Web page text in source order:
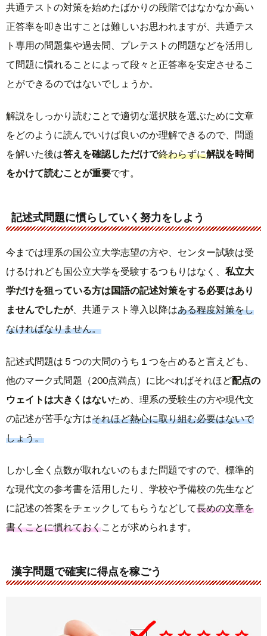
共通テストの対策を始めたばかりの段階ではなかなか高い
正答率を叩き出すことは難しいお思われますが、共通テス
ト専用の問題集や過去問、プレテストの問題などを活用し
て問題に慣れることによって段々と正答率を安定させるこ
とができるのではないでしょうか。
解説をしっかり読むことで適切な選択肢を選ぶために文章
をどのように読んでいけば良いのか理解できるので、問題
を解いた後は答えを確認しただけで終わらずに解説を時間
をかけて読むことが重要です。
記述式問題に慣らしていく努力をしよう
今までは理系の国公立大学志望の方や、センター試験は受
けるけれども国公立大学を受験するつもりはなく、 私立大
学だけを狙っている方は国語の記述対策をする必要はあり
ませんでしたが、共通テスト導入以降はある程度対策をし
なければなりません。
記述式問題は５つの大問のうち１つを占めると言えども、
他のマーク式問題（200点満点）に比べればそれほど配点の
ウェイトは大きくはないため、理系の受験生の方や現代文
の記述が苦手な方はそれほど熱心に取り組む必要はないで
しょう。
しかし全く点数が取れないのもまた問題ですので、標準的
な現代文の参考書を活用したり、学校や予備校の先生など
に記述の答案をチェックしてもらうなどして長めの文章を
書くことに慣れておくことが求められます。
漢字問題で確実に得点を稼ごう